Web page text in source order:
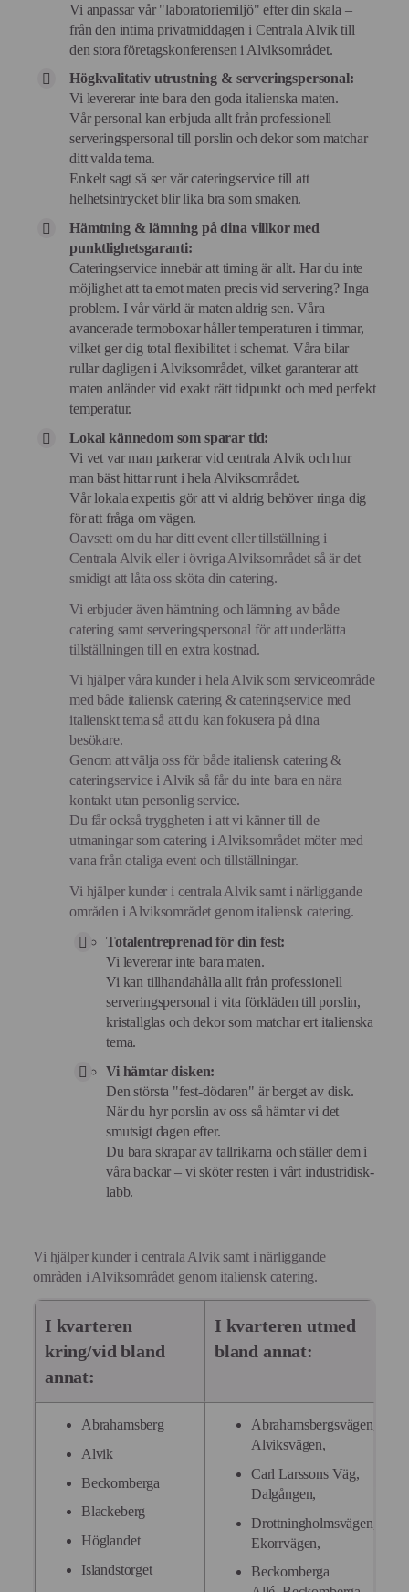
Vi anpassar vår "laboratoriemiljö" efter din skala –
från den intima privatmiddagen i Centrala Alvik till
den stora företagskonferensen i Alviksområdet.
Högkvalitativ utrustning & serveringspersonal:
Vi levererar inte bara den goda italienska maten.
Vår personal kan erbjuda allt från professionell
serveringspersonal till porslin och dekor som matchar
ditt valda tema.
Enkelt sagt så ser vår cateringservice till att
helhetsintrycket blir lika bra som smaken.
Hämtning & lämning på dina villkor med
punktlighetsgaranti:
Cateringservice innebär att timing är allt. Har du inte
möjlighet att ta emot maten precis vid servering? Inga
problem. I vår värld är maten aldrig sen. Våra
avancerade termoboxar håller temperaturen i timmar,
vilket ger dig total flexibilitet i schemat. Våra bilar
rullar dagligen i Alviksområdet, vilket garanterar att
maten anländer vid exakt rätt tidpunkt och med perfekt
temperatur.
Lokal kännedom som sparar tid:
Vi vet var man parkerar vid centrala Alvik och hur
man bäst hittar runt i hela Alviksområdet.
Vår lokala expertis gör att vi aldrig behöver ringa dig
för att fråga om vägen.
Oavsett om du har ditt event eller tillställning i
Centrala Alvik eller i övriga Alviksområdet så är det
smidigt att låta oss sköta din catering.
Vi erbjuder även hämtning och lämning av både
catering samt serveringspersonal för att underlätta
tillställningen till en extra kostnad.
Vi hjälper våra kunder i hela Alvik som serviceområde
med både italiensk catering & cateringservice med
italienskt tema så att du kan fokusera på dina
besökare.
Genom att välja oss för både italiensk catering &
cateringservice i Alvik så får du inte bara en nära
kontakt utan personlig service.
Du får också tryggheten i att vi känner till de
utmaningar som catering i Alviksområdet möter med
vana från otaliga event och tillställningar.
Vi hjälper kunder i centrala Alvik samt i närliggande
områden i Alviksområdet genom italiensk catering.
Totalentreprenad för din fest:
Vi levererar inte bara maten.
Vi kan tillhandahålla allt från professionell
serveringspersonal i vita förkläden till porslin,
kristallglas och dekor som matchar ert italienska
tema.
Vi hämtar disken:
Den största "fest-dödaren" är berget av disk.
När du hyr porslin av oss så hämtar vi det
smutsigt dagen efter.
Du bara skrapar av tallrikarna och ställer dem i
våra backar – vi sköter resten i vårt industridisk-
labb.
Vi hjälper kunder i centrala Alvik samt i närliggande
områden i Alviksområdet genom italiensk catering.
I kvarteren
kring/vid bland
annat:
I kvarteren utmed
bland annat:
Abrahamsberg
Alvik
Beckomberga
Blackeberg
Höglandet
Islandstorget
Abrahamsbergsvägen,
Alviksvägen,
Carl Larssons Väg,
Dalgången,
Drottningholmsvägen,
Ekorrvägen,
Beckomberga